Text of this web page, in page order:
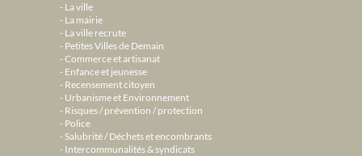
La ville
La mairie
La ville recrute
Petites Villes de Demain
Commerce et artisanat
Enfance et jeunesse
Recensement citoyen
Urbanisme et Environnement
Risques / prévention / protection
Police
Salubrité / Déchets et encombrants
Intercommunalités & syndicats